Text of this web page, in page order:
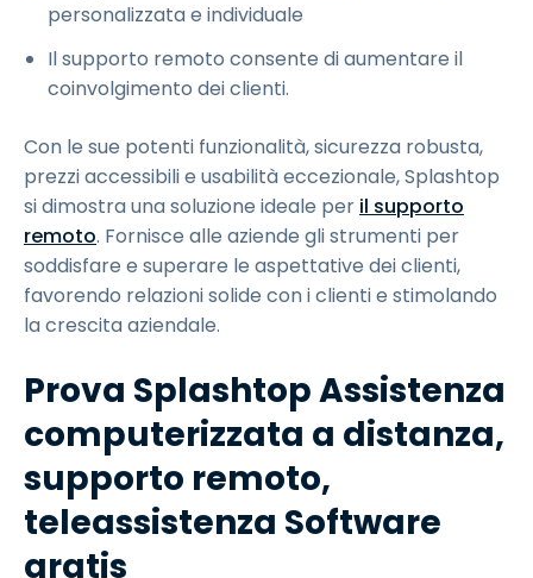
personalizzata e individuale
Il supporto remoto consente di aumentare il
coinvolgimento dei clienti.
Con le sue potenti funzionalità, sicurezza robusta,
prezzi accessibili e usabilità eccezionale, Splashtop
si dimostra una soluzione ideale per il supporto
remoto. Fornisce alle aziende gli strumenti per
soddisfare e superare le aspettative dei clienti,
favorendo relazioni solide con i clienti e stimolando
la crescita aziendale.
Prova Splashtop Assistenza
computerizzata a distanza,
supporto remoto,
teleassistenza Software
gratis